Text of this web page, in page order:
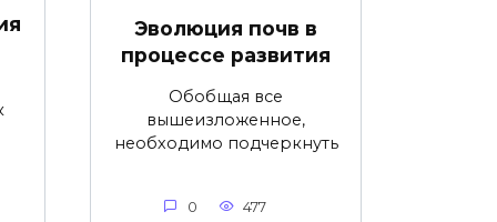
Эволюция почв в
процессе развития
Обобщая все
вышеизложенное,
необходимо подчеркнуть
0 477